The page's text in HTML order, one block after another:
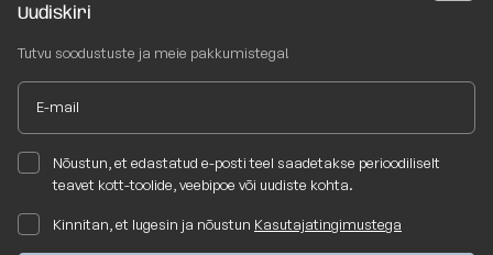
Uudiskiri
Tutvu soodustuste ja meie pakkumistega!
Nõustun, et edastatud e-posti teel saadetakse perioodiliselt
teavet kott-toolide, veebipoe või uudiste kohta.
Kinnitan, et lugesin ja nõustun Kasutajatingimustega